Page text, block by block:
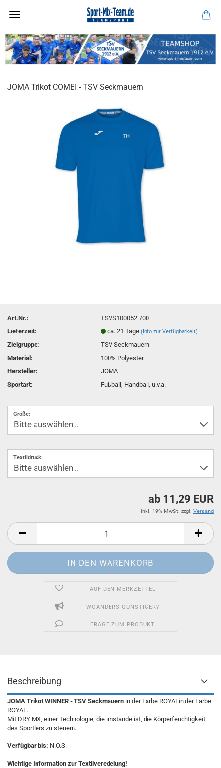
JOMA Trikot COMBI - TSV Seckmauern
Art.Nr.:
TSVS100052.700
Lieferzeit:
ca. 21 Tage(Info zur Verfügbarkeit)
Zielgruppe:
TSV Seckmauern
Material:
100% Polyester
Hersteller:
JOMA
Sportart:
Fußball, Handball, u.v.a.
Größe:
Textildruck:
ab 11,29 EUR
inkl. 19% MwSt. zzgl. Versand
AUF DEN MERKZETTEL
WOANDERS GÜNSTIGER?
FRAGE ZUM PRODUKT
Beschreibung
JOMA Trikot WINNER - TSV Seckmauern in der Farbe ROYALin der Farbe
ROYAL.
Mit DRY MX, einer Technologie, die imstande ist, die Körperfeuchtigkeit
des Sportlers zu steuern.
Verfügbar bis: N.O.S.
Wichtige Information zur Textilveredelung!